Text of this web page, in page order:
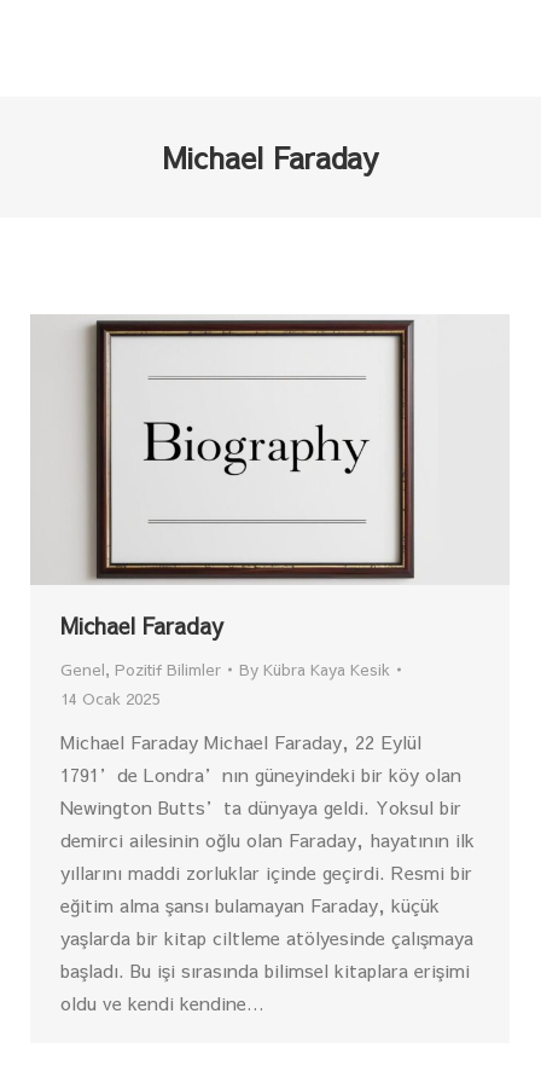
Michael Faraday
Michael Faraday
Genel, Pozitif Bilimler By Kübra Kaya Kesik
14 Ocak 2025
Michael Faraday Michael Faraday, 22 Eylül
1791’de Londra’nın güneyindeki bir köy olan
Newington Butts’ta dünyaya geldi. Yoksul bir
demirci ailesinin oğlu olan Faraday, hayatının ilk
yıllarını maddi zorluklar içinde geçirdi. Resmi bir
eğitim alma şansı bulamayan Faraday, küçük
yaşlarda bir kitap ciltleme atölyesinde çalışmaya
başladı. Bu işi sırasında bilimsel kitaplara erişimi
oldu ve kendi kendine…